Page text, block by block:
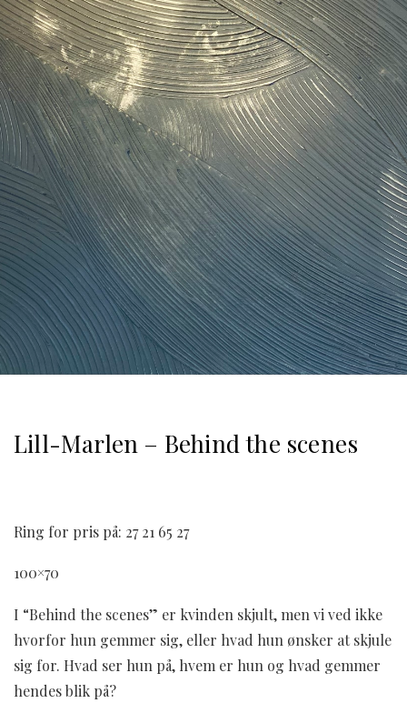
Lill-Marlen – Behind the scenes
Ring for pris på: 27 21 65 27
100×70
I “Behind the scenes” er kvinden skjult, men vi ved ikke
hvorfor hun gemmer sig, eller hvad hun ønsker at skjule
sig for. Hvad ser hun på, hvem er hun og hvad gemmer
hendes blik på?